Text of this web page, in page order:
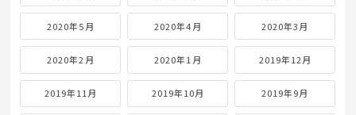
2020年5月 2020年4月 2020年3月
2020年2月 2020年1月 2019年12月
2019年11月 2019年10月 2019年9月